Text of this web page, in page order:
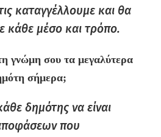
καταγγέλλουμε και θα
κάθε μέσο και τρόπο.
γνώμη σου τα μεγαλύτερα
σήμερα;
δημότης να είναι
που